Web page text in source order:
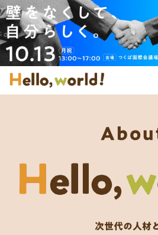
次世代の人材